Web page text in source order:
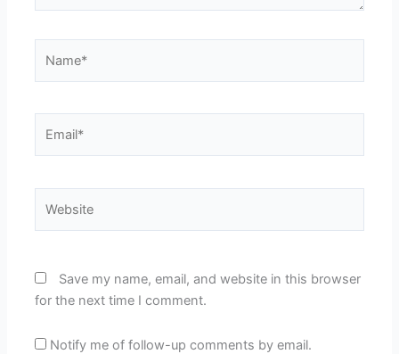
Save my name, email, and website in this browser
for the next time I comment.
Notify me of follow-up comments by email.